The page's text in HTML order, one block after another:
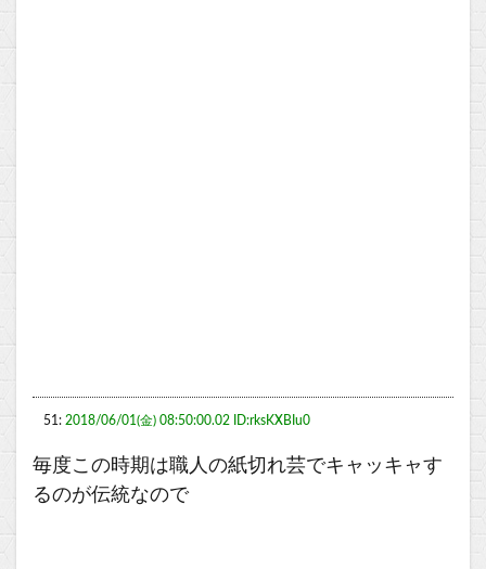
51: 2018/06/01(金) 08:50:00.02 ID:rksKXBIu0
毎度この時期は職人の紙切れ芸でキャッキャす
るのが伝統なので